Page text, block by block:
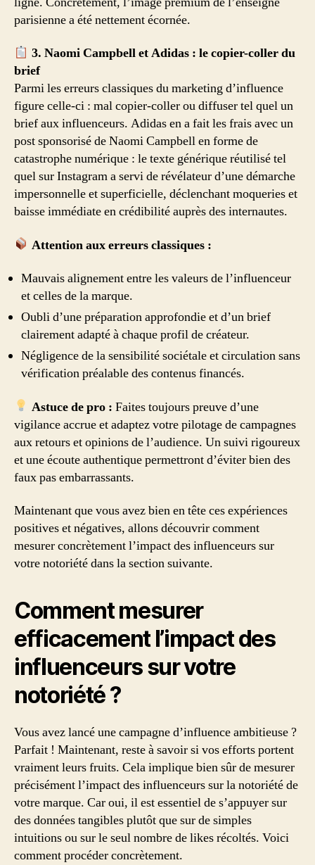
parisienne a été nettement écornée.
3. Naomi Campbell et Adidas : le copier-coller du
brief
Parmi les erreurs classiques du marketing d’influence
figure celle-ci : mal copier-coller ou diffuser tel quel un
brief aux influenceurs. Adidas en a fait les frais avec un
post sponsorisé de Naomi Campbell en forme de
catastrophe numérique : le texte générique réutilisé tel
quel sur Instagram a servi de révélateur d’une démarche
impersonnelle et superficielle, déclenchant moqueries et
baisse immédiate en crédibilité auprès des internautes.
Attention aux erreurs classiques :
Mauvais alignement entre les valeurs de l’influenceur
et celles de la marque.
Oubli d’une préparation approfondie et d’un brief
clairement adapté à chaque profil de créateur.
Négligence de la sensibilité sociétale et circulation sans
vérification préalable des contenus financés.
Astuce de pro : Faites toujours preuve d’une
vigilance accrue et adaptez votre pilotage de campagnes
aux retours et opinions de l’audience. Un suivi rigoureux
et une écoute authentique permettront d’éviter bien des
faux pas embarrassants.
Maintenant que vous avez bien en tête ces expériences
positives et négatives, allons découvrir comment
mesurer concrètement l’impact des influenceurs sur
votre notoriété dans la section suivante.
Comment mesurer
efficacement l’impact des
influenceurs sur votre
notoriété ?
Vous avez lancé une campagne d’influence ambitieuse ?
Parfait ! Maintenant, reste à savoir si vos efforts portent
vraiment leurs fruits. Cela implique bien sûr de mesurer
précisément l’impact des influenceurs sur la notoriété de
votre marque. Car oui, il est essentiel de s’appuyer sur
des données tangibles plutôt que sur de simples
intuitions ou sur le seul nombre de likes récoltés. Voici
comment procéder concrètement.